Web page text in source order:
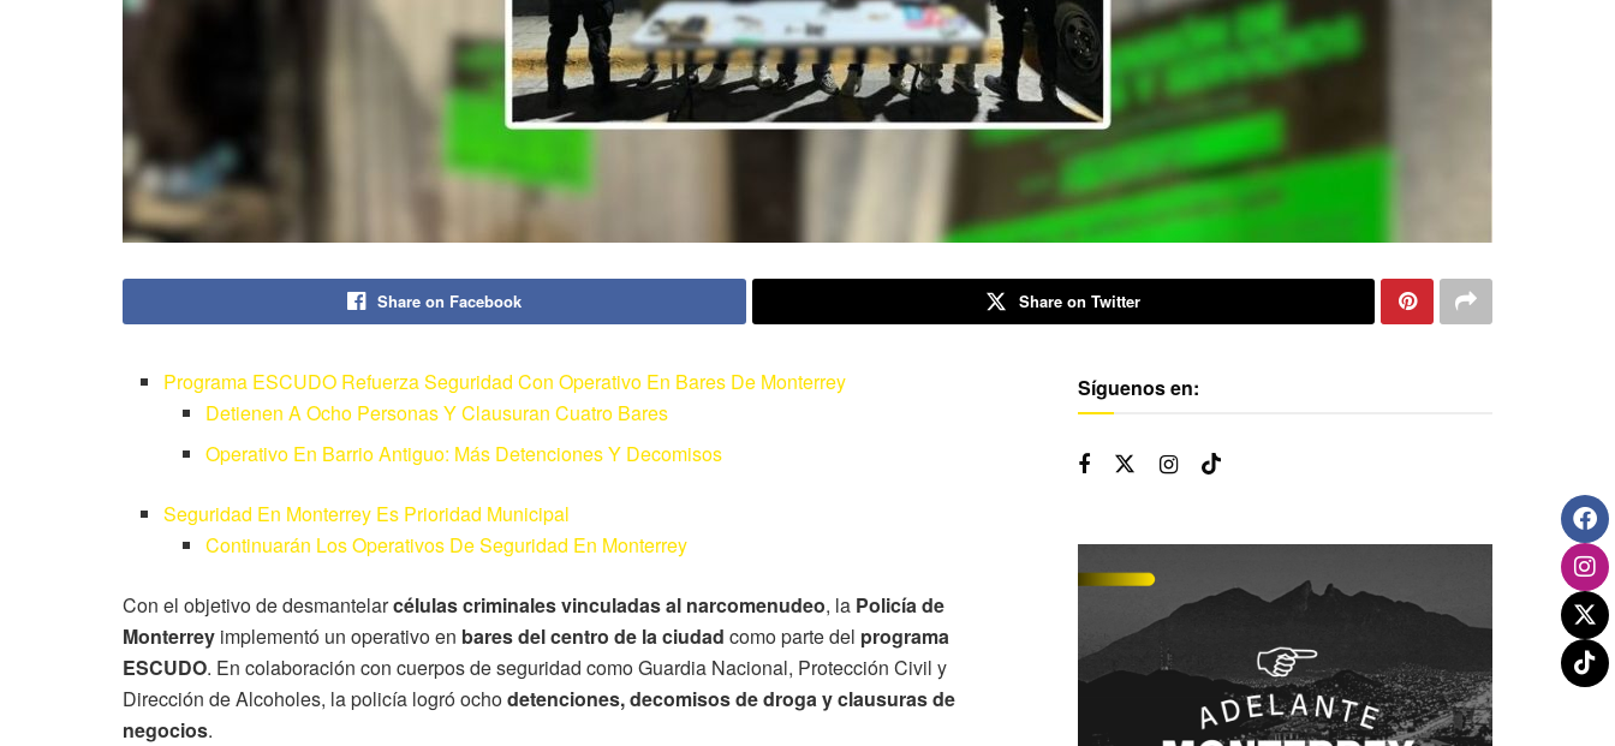
Share on Facebook Share on Twitter
Programa ESCUDO Refuerza Seguridad Con Operativo En Bares De Monterrey
Detienen A Ocho Personas Y Clausuran Cuatro Bares
Operativo En Barrio Antiguo: Más Detenciones Y Decomisos
Seguridad En Monterrey Es Prioridad Municipal
Continuarán Los Operativos De Seguridad En Monterrey
Con el objetivo de desmantelarcélulas criminales vinculadas al narcomenudeo, la Policía de
Monterrey implementó un operativo en bares del centro de la ciudad como parte del programa
ESCUDO. En colaboración con cuerpos de seguridad como Guardia Nacional, Protección Civil y
Dirección de Alcoholes, la policía logró ochodetenciones, decomisos de droga y clausuras de
negocios.
Síguenos en: